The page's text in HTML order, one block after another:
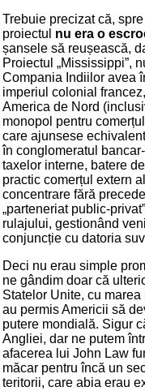
Trebuie precizat că,
proiectul nu era o
șansele să reușească,
Proiectul „Mississippi”,
Compania Indiilor avea
imperiul colonial
America de Nord
monopol pentru
care ajunsese
în conglomeratul
taxelor interne, batere
practic comerțul extern
concentrare fără
„parteneriat public-
rulajului, gestionând
conjuncție cu datoria
Deci nu erau simple
ne gândim doar că
Statelor Unite, cu
au permis Americii să
putere mondială. Sigur
Angliei, dar ne putem
afacerea lui John Law
măcar pentru încă un
teritorii, care abia erau